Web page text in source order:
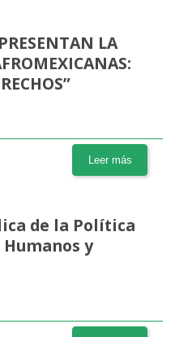
LA
Leer más
de la Política
y